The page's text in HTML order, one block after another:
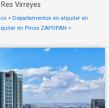
Virreyes
> Departamentos en alquiler en
en Pinos ZAPOPAN >